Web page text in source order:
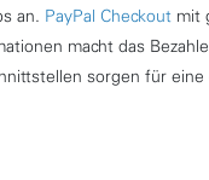
an. PayPal Checkout mit
macht das
sorgen für eine